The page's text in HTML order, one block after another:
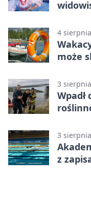
4
może
3
Wpadł
3
z